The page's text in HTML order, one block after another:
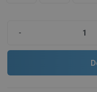
-